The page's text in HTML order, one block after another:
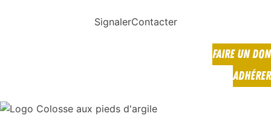
SignalerContacter
FAIRE UN DON
ADHÉRER